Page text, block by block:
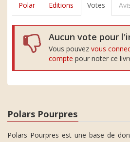
Polar Editions Votes
Aucun vote pour
Vous pouvez vous
compte pour noter ce
Polars Pourpres
Polars Pourpres est une base de